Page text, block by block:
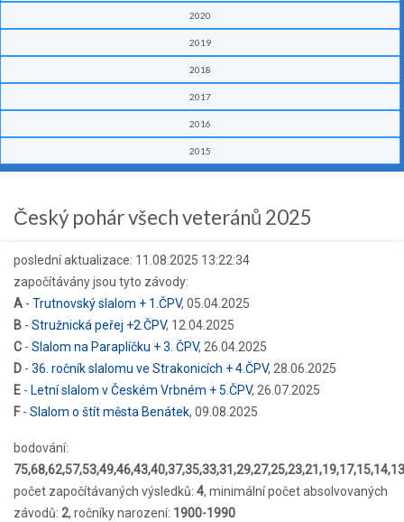
2020
2019
2018
2017
2016
2015
Český pohár všech veteránů 2025
poslední aktualizace: 11.08.2025 13:22:34
započítávány jsou tyto závody:
A - Trutnovský slalom + 1.ČPV, 05.04.2025
B - Stružnická peřej +2.ČPV, 12.04.2025
C - Slalom na Paraplíčku + 3. ČPV, 26.04.2025
D - 36. ročník slalomu ve Strakonicích + 4.ČPV, 28.06.2025
E - Letní slalom v Českém Vrbném + 5.ČPV, 26.07.2025
F- Slalom o štít města Benátek, 09.08.2025
bodování:
počet započítávaných výsledků: 4, minimální počet absolvovaných
závodů: 2, ročníky narození: 1900-1990